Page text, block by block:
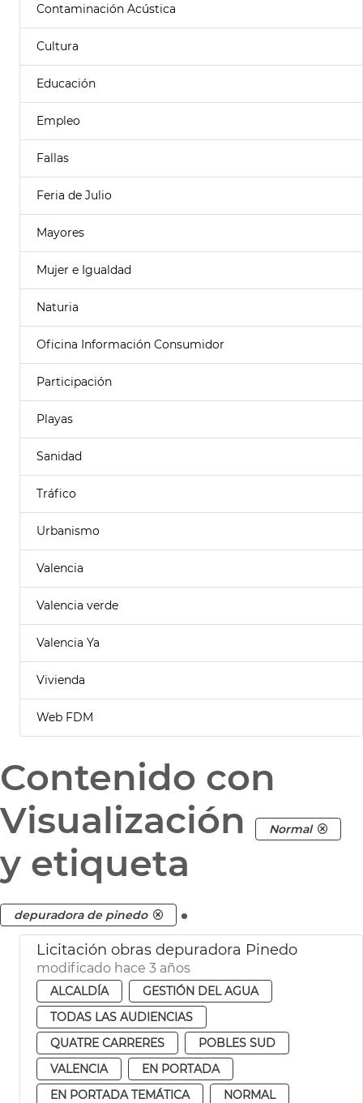
Contaminación Acústica
Cultura
Educación
Empleo
Fallas
Feria de Julio
Mayores
Mujer e Igualdad
Naturia
Oficina Información Consumidor
Participación
Playas
Sanidad
Tráfico
Urbanismo
Valencia
Valencia verde
Valencia Ya
Vivienda
Web FDM
Contenido con
Visualización
Normal
y etiqueta
depuradora de pinedo .
Licitación obras depuradora Pinedo
modificado hace 3 años
ALCALDÍA
GESTIÓN DEL AGUA
TODAS LAS AUDIENCIAS
QUATRE CARRERES
POBLES SUD
VALENCIA
EN PORTADA
EN PORTADA TEMÁTICA
NORMAL